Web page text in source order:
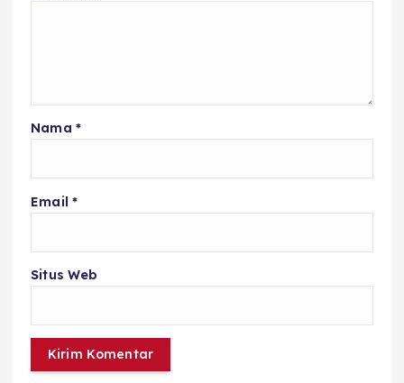
Nama *
Email *
Situs Web